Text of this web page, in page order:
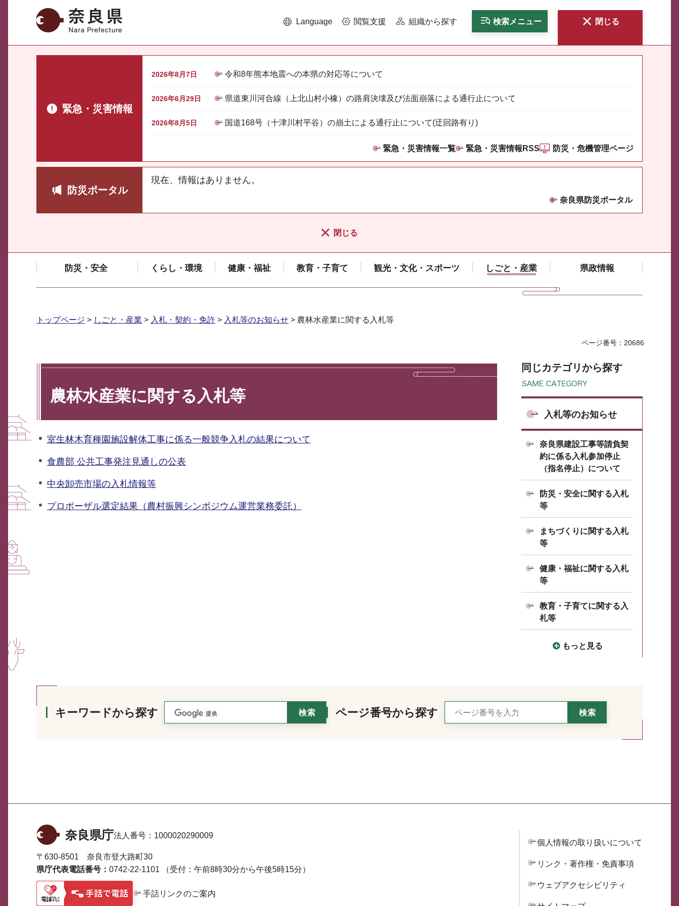
奈良県 Language 閲覧支援 組織から探す 検索メニュー 閉じる
緊急・災害情報
2026年8月7日 令和8年熊本地震への本県の対応等について
2026年6月29日 県道東川河合線（上北山村小橡）の路肩決壊及び法面崩落による通行止について
2026年8月5日 国道168号（十津川村平谷）の崩土による通行止について(迂回路有り)
緊急・災害情報一覧 緊急・災害情報RSS 防災・危機管理ページ
防災ポータル
現在、情報はありません。
奈良県防災ポータル
閉じる
防災・安全 くらし・環境 健康・福祉 教育・子育て 観光・文化・スポーツ しごと・産業 県政情報
トップページ > しごと・産業 > 入札・契約・免許 > 入札等のお知らせ > 農林水産業に関する入札等
ページ番号：20686
農林水産業に関する入札等
室生林木育種園施設解体工事に係る一般競争入札の結果について
食農部 公共工事発注見通しの公表
中央卸売市場の入札情報等
プロポーザル選定結果（農村振興シンポジウム運営業務委託）
同じカテゴリから探す
入札等のお知らせ
奈良県建設工事等請負契
約に係る入札参加停止
（指名停止）について
防災・安全に関する入札
等
まちづくりに関する入札
等
健康・福祉に関する入札
等
教育・子育てに関する入
札等
もっと見る
キーワードから探す ページ番号から探す
奈良県庁法人番号： 1000020290009
〒630-8501 奈良市登大路町30
県庁代表電話番号： 0742-22-1101 （受付：午前8時30分から午後5時15分）
手話リンクのご案内
個人情報の取り扱いについて
リンク・著作権・免責事項
ウェブアクセシビリティ